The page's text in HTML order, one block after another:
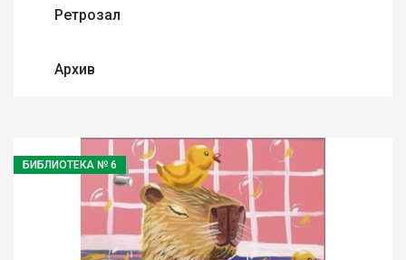
Ретрозал
Архив
БИБЛИОТЕКА № 6